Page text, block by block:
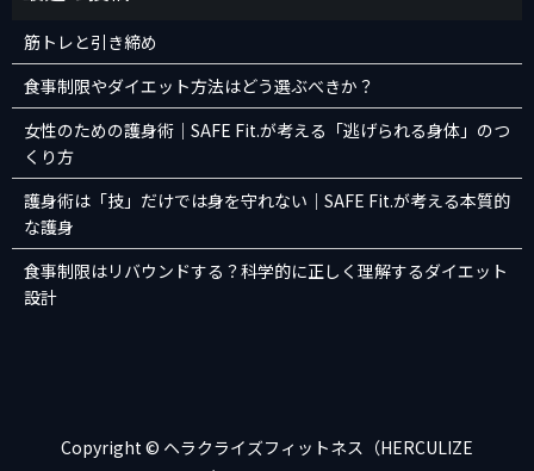
筋トレと引き締め
食事制限やダイエット方法はどう選ぶべきか？
女性のための護身術｜SAFE Fit.が考える「逃げられる身体」のつ
くり方
護身術は「技」だけでは身を守れない｜SAFE Fit.が考える本質的
な護身
食事制限はリバウンドする？科学的に正しく理解するダイエット
設計
Copyright © ヘラクライズフィットネス（HERCULIZE